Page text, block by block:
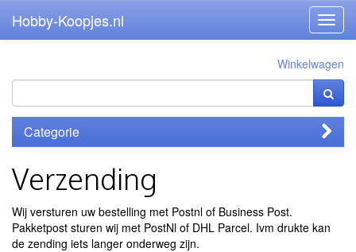
Hobby-Koopjes.nl
Winkelwagen
Categorie
Verzending
Wij versturen uw bestelling met Postnl of Business Post.
Pakketpost sturen wij met PostNl of DHL Parcel. Ivm drukte kan
de zending iets langer onderweg zijn.